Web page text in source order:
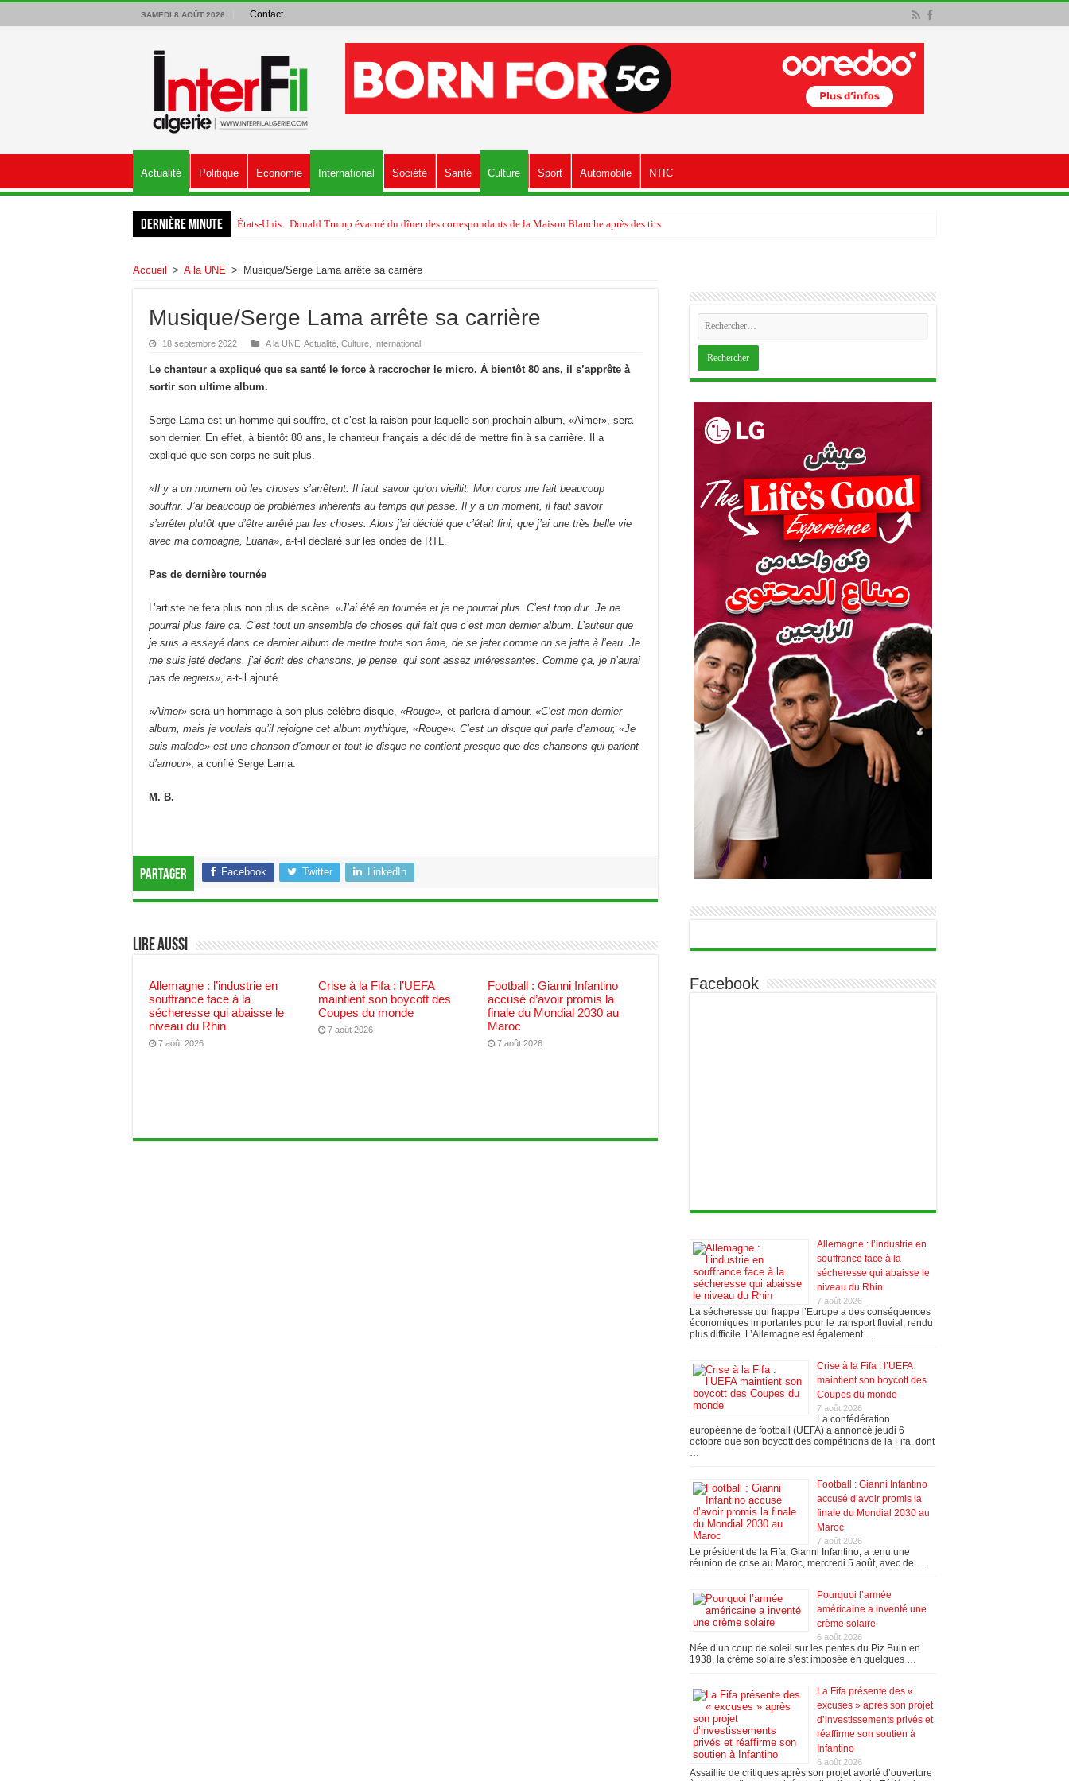
SAMEDI 8 AOÛT 2026 Contact
Actualité Politique Economie International Société Santé Culture Sport Automobile NTIC
Dernière minute États-Unis : Donald Trump évacué du dîner des correspondants de la Maison Blanche après des tirs
Accueil > A la UNE > Musique/Serge Lama arrête sa carrière
Musique/Serge Lama arrête sa carrière
18 septembre 2022 A la UNE Actualité Culture International
Le chanteur a expliqué que sa santé le force à raccrocher le micro. À bientôt 80 ans, il s’apprête à
sortir son ultime album.
Serge Lama est un homme qui souffre, et c’est la raison pour laquelle son prochain album, «Aimer», sera
son dernier. En effet, à bientôt 80 ans, le chanteur français a décidé de mettre fin à sa carrière. Il a
expliqué que son corps ne suit plus.
«Il y a un moment où les choses s’arrêtent. Il faut savoir qu’on vieillit. Mon corps me fait beaucoup
souffrir. J’ai beaucoup de problèmes inhérents au temps qui passe. Il y a un moment, il faut savoir
s’arrêter plutôt que d’être arrêté par les choses. Alors j’ai décidé que c’était fini, que j’ai une très belle vie
avec ma compagne, Luana» , a-t-il déclaré sur les ondes de RTL.
Pas de dernière tournée
L’artiste ne fera plus non plus de scène. «J’ai été en tournée et je ne pourrai plus. C’est trop dur. Je ne
pourrai plus faire ça. C’est tout un ensemble de choses qui fait que c’est mon dernier album. L’auteur que
je suis a essayé dans ce dernier album de mettre toute son âme, de se jeter comme on se jette à l’eau. Je
me suis jeté dedans, j’ai écrit des chansons, je pense, qui sont assez intéressantes. Comme ça, je n’aurai
pas de regrets» , a-t-il ajouté.
«Aimer» sera un hommage à son plus célèbre disque, «Rouge», et parlera d’amour. «C’est mon dernier
album, mais je voulais qu’il rejoigne cet album mythique, «Rouge». C’est un disque qui parle d’amour, «Je
suis malade» est une chanson d’amour et tout le disque ne contient presque que des chansons qui parlent
d’amour» , a confié Serge Lama.
M. B.
Partager Facebook Twitter LinkedIn
Lire aussi
Allemagne : l’industrie en
souffrance face à la
sécheresse qui abaisse le
niveau du Rhin
7 août 2026
Crise à la Fifa : l’UEFA
maintient son boycott des
Coupes du monde
7 août 2026
Football : Gianni Infantino
accusé d’avoir promis la
finale du Mondial 2030 au
Maroc
7 août 2026
Facebook
Allemagne : l’industrie en
souffrance face à la
sécheresse qui abaisse le
niveau du Rhin
7 août 2026
La sécheresse qui frappe l’Europe a des conséquences
économiques importantes pour le transport fluvial, rendu
plus difficile. L’Allemagne est également …
Crise à la Fifa : l’UEFA
maintient son boycott des
Coupes du monde
7 août 2026
La confédération
européenne de football (UEFA) a annoncé jeudi 6
octobre que son boycott des compétitions de la Fifa, dont
…
Football : Gianni Infantino
accusé d’avoir promis la
finale du Mondial 2030 au
Maroc
7 août 2026
Le président de la Fifa, Gianni Infantino, a tenu une
réunion de crise au Maroc, mercredi 5 août, avec de …
Pourquoi l’armée
américaine a inventé une
crème solaire
6 août 2026
Née d’un coup de soleil sur les pentes du Piz Buin en
1938, la crème solaire s’est imposée en quelques …
La Fifa présente des «
excuses » après son projet
d’investissements privés et
réaffirme son soutien à
Infantino
6 août 2026
Assaillie de critiques après son projet avorté d’ouverture